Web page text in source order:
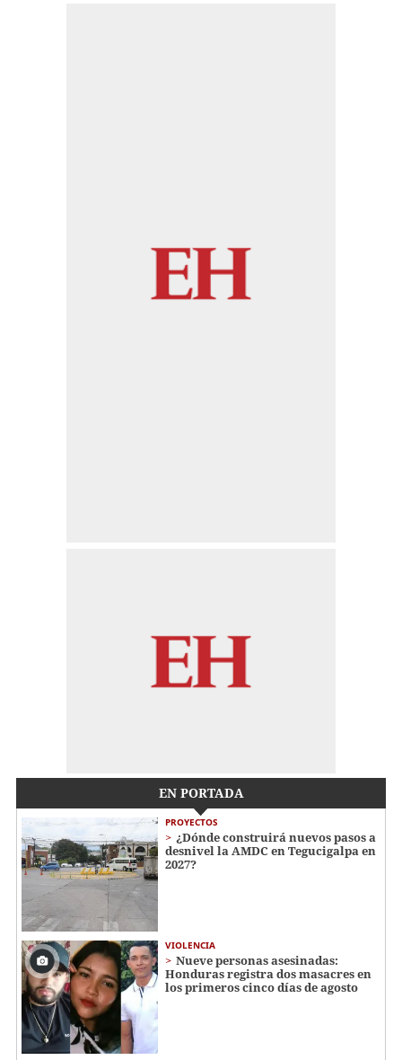
EN PORTADA
PROYECTOS
¿Dónde construirá nuevos pasos a
desnivel la AMDC en Tegucigalpa en
2027?
VIOLENCIA
Nueve personas asesinadas:
Honduras registra dos masacres en
los primeros cinco días de agosto